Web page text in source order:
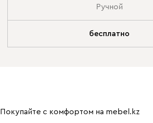
Ручной
бесплатно
Покупайте с комфортом на mebel.kz